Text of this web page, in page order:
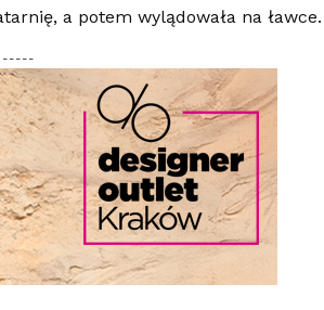
a potem wylądowała na ławce.
-----